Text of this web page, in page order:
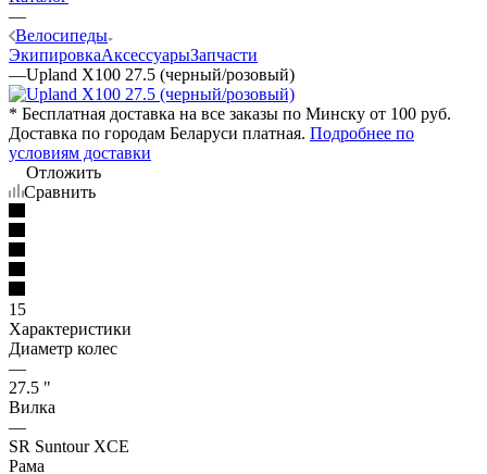
—
Велосипеды
ЭкипировкаАксессуарыЗапчасти
—Upland X100 27.5 (черный/розовый)
* Бесплатная доставка на все заказы по Минску от 100 руб.
Доставка по городам Беларуси платная. Подробнее по
условиям доставки
Отложить
Сравнить
15
Характеристики
Диаметр колес
—
27.5 "
Вилка
—
SR Suntour XCE
Рама